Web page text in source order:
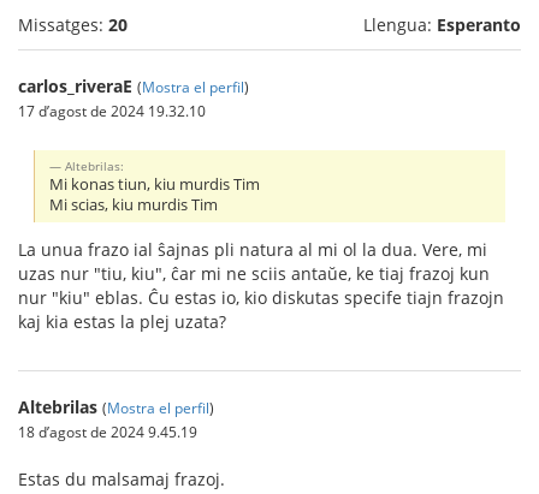
Missatges: 20 Llengua: Esperanto
carlos_riveraE (Mostra el perfil)
17 d’agost de 2024 19.32.10
Altebrilas:
Mi konas tiun, kiu murdis Tim
Mi scias, kiu murdis Tim
La unua frazo ial ŝajnas pli natura al mi ol la dua. Vere, mi
uzas nur "tiu, kiu", ĉar mi ne sciis antaŭe, ke tiaj frazoj kun
nur "kiu" eblas. Ĉu estas io, kio diskutas specife tiajn frazojn
kaj kia estas la plej uzata?
Altebrilas (Mostra el perfil)
18 d’agost de 2024 9.45.19
Estas du malsamaj frazoj.